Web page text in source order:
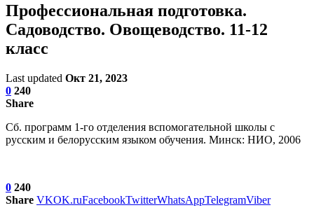
Профессиональная подготовка.
Садоводство. Овощеводство. 11-12
класс
Last updated Окт 21, 2023
0 240
Share
Сб. программ 1-го отделения вспомогательной школы с
русским и белорусским языком обучения. Минск: НИО, 2006
0 240
Share VKOK.ruFacebookTwitterWhatsAppTelegramViber